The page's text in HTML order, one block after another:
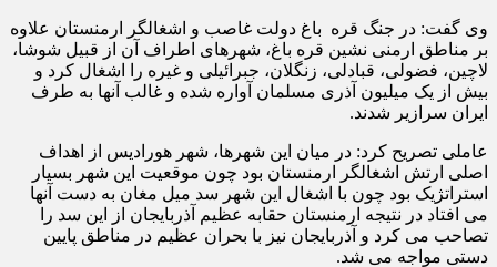
وی گفت: در جنگ قره باغ دولت غاصب و اشغالگر ارمنستان علاوه
بر مناطق ارمنی نشین قره باغ، شهرهای اطراف آن از قبیل شوشا،
لاچین، فضولی، قبادلی، زنگلان، جبرائیلی و غیره را اشغال کرد و
بیش از یک میلیون آذری مسلمان آواره شده و غالب آنها به طرف
ایران سرازیر شدند.
عاملی تصریح کرد: در میان این شهرها، شهر هورادیس از اهداف
اصلی ارتش اشغالگر ارمنستان بود چون موقعیت این شهر بسیار
استراتژیک بود چون با اشغال این شهر سد میل مغان به دست آنها
می افتاد در نتیجه ارمنستان حقابه عظیم آذربایجان از این سد را
تصاحب می کرد و آذربایجان نیز با بحران عظیم در مناطق پایین
دستی مواجه می شد.